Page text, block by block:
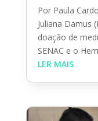
Por Paula
Juliana Damus
doação de
SENAC e o
LER MAIS